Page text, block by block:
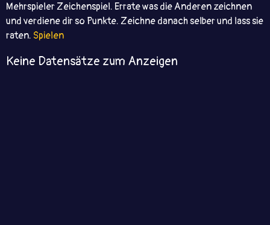
Mehrspieler Zeichenspiel. Errate was die Anderen zeichnen
und verdiene dir so Punkte. Zeichne danach selber und lass sie
raten. Spielen
Keine Datensätze zum Anzeigen